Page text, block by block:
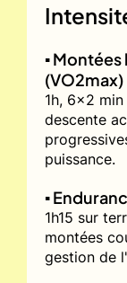
▪️
(VO2max)
1h, 6x2
descente
puissance.
▪️
1h15 sur
montées
gestion de